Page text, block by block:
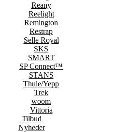
Reany
Reelight
Remington
Restrap
Selle Royal
SKS
SMART
SP Connect™
STANS
Thule/Yepp
Trek
woom
Vittoria
Tilbud
Nyheder